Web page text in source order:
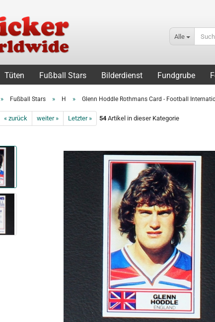
Alle
Tüten Fußball Stars Bilderdienst Fundgrube
» Fußball Stars » H » Glenn Hoddle Rothmans Card - Football
« zurück weiter » Letzter » 54Artikel in dieser Kategorie